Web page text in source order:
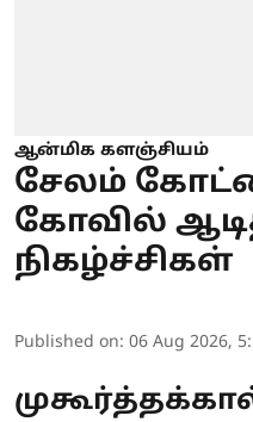
ஆன்மிக களஞ்சியம்
சேலம்
கோவில்
நிகழ்ச்சிகள்
Published on: 06 Aug 2026,